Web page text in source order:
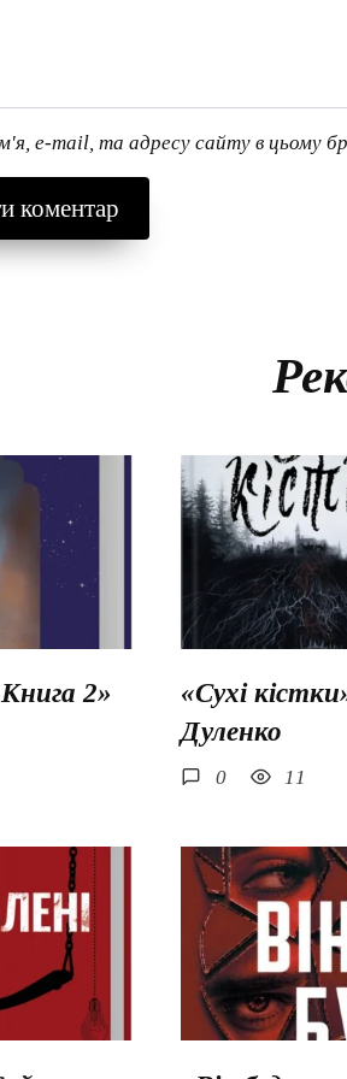
e-mail, та адресу сайту в цьому
2»
«Сухі
Дуленко
0 11